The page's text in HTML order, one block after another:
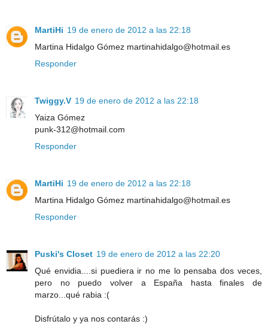
MartiHi 19 de enero de 2012 a las 22:18
Martina Hidalgo Gómez martinahidalgo@hotmail.es
Responder
Twiggy.V 19 de enero de 2012 a las 22:18
Yaiza Gómez
punk-312@hotmail.com
Responder
MartiHi 19 de enero de 2012 a las 22:18
Martina Hidalgo Gómez martinahidalgo@hotmail.es
Responder
Puski's Closet 19 de enero de 2012 a las 22:20
Qué envidia....si puediera ir no me lo pensaba dos veces,
pero no puedo volver a España hasta finales de
marzo...qué rabia :(
Disfrútalo y ya nos contarás :)